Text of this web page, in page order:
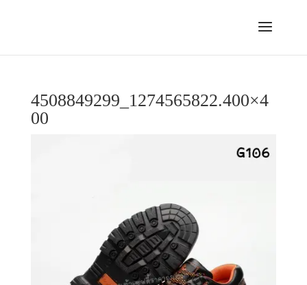
4508849299_1274565822.400×4
00